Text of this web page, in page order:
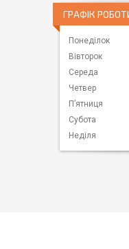
ГРАФІК
Понеділок
Вівторок
Середа
Четвер
Пʼятниця
Субота
Неділя